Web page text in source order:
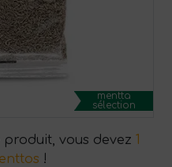
mentta
sélection
produit, vous devez 1
!